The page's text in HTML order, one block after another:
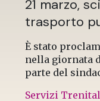
21 marzo,
trasporto
È stato
nella giornata
parte del
Servizi